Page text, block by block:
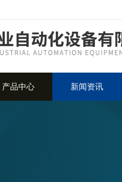
产品中心 新闻资讯